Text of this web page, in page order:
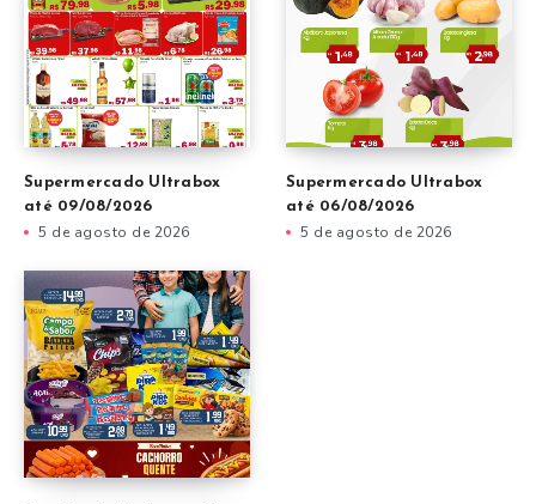
Supermercado Ultrabox
até 09/08/2026
5 de agosto de 2026
Supermercado Ultrabox
até 06/08/2026
5 de agosto de 2026